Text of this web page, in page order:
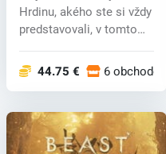
Hrdinu, akého ste si vždy
predstavovali, v tomto
44.75 € 6 obchodoch